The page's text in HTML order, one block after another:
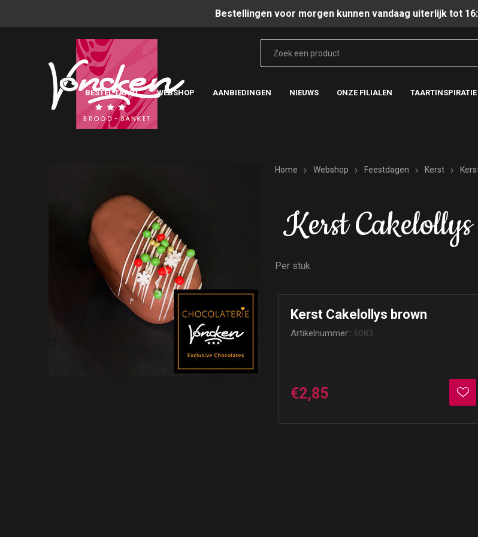
Bestellingen voor morgen kunnen vandaag uiterlijk tot
BESTEL TAART WEBSHOP AANBIEDINGEN NIEUWS ONZE FILIALEN TAARTINSPIRATIE
Home Webshop Feestdagen Kerst
Kerst
Per stuk
Kerst Cakelollys brown
Artikelnummer:: 6083
€2,85